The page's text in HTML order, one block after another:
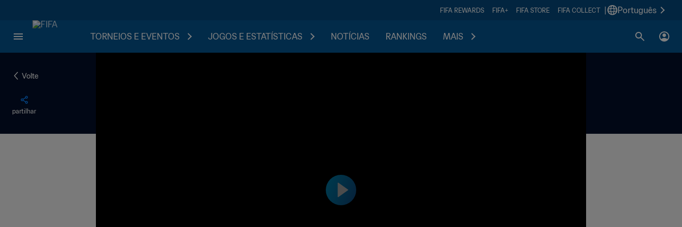
FIFA REWARDS FIFA+ FIFA STORE FIFA COLLECT Português
TORNEIOS E EVENTOS JOGOS E ESTATÍSTICAS NOTÍCIAS RANKINGS MAIS
Volte
partilhar